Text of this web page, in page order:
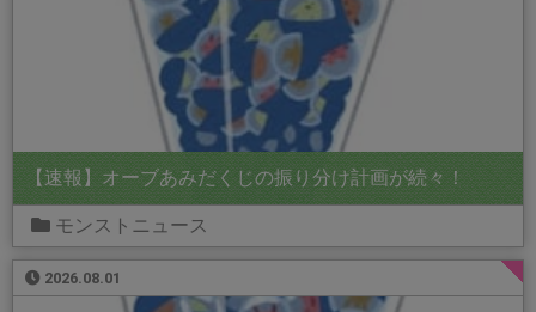
【速報】オーブあみだくじの振り分け計画が続々！
モンストニュース
2026.08.01